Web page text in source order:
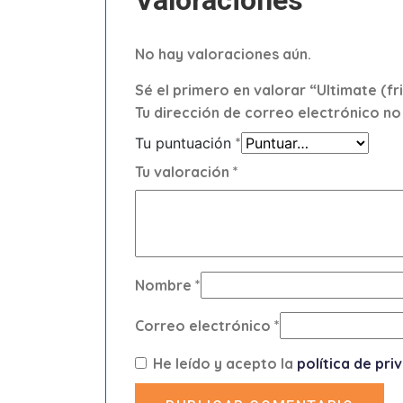
No hay valoraciones aún.
Sé el primero en valorar “Ultimate
Tu dirección de correo electrónico
Tu puntuación *
Tu valoración *
Nombre *
Correo electrónico *
He leído y acepto la política de